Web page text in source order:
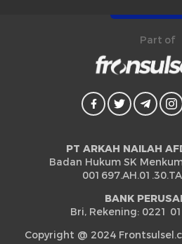
Part of
PT ARKAH NAILAH
Badan Hukum SK
BANK
Bri, Rekening: 0221
Copyright @ 2024